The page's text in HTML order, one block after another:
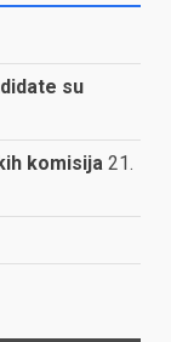
su
komisija 21.